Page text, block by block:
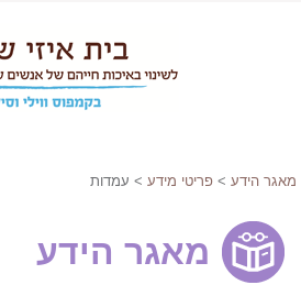
מאגר הידע > פריטי מידע > עמדות
מאגר הידע